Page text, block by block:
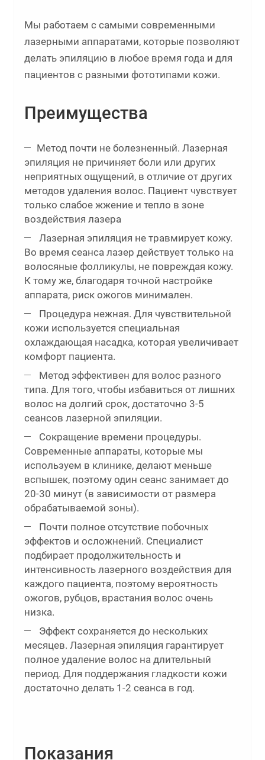
Мы работаем с самыми современными
лазерными аппаратами, которые позволяют
делать эпиляцию в любое время года и для
пациентов с разными фототипами кожи.
Преимущества
Метод почти не болезненный. Лазерная
эпиляция не причиняет боли или других
неприятных ощущений, в отличие от других
методов удаления волос. Пациент чувствует
только слабое жжение и тепло в зоне
воздействия лазера
Лазерная эпиляция не травмирует кожу.
Во время сеанса лазер действует только на
волосяные фолликулы, не повреждая кожу.
К тому же, благодаря точной настройке
аппарата, риск ожогов минимален.
Процедура нежная. Для чувствительной
кожи используется специальная
охлаждающая насадка, которая увеличивает
комфорт пациента.
Метод эффективен для волос разного
типа. Для того, чтобы избавиться от лишних
волос на долгий срок, достаточно 3-5
сеансов лазерной эпиляции.
Сокращение времени процедуры.
Современные аппараты, которые мы
используем в клинике, делают меньше
вспышек, поэтому один сеанс занимает до
20-30 минут (в зависимости от размера
обрабатываемой зоны).
Почти полное отсутствие побочных
эффектов и осложнений. Специалист
подбирает продолжительность и
интенсивность лазерного воздействия для
каждого пациента, поэтому вероятность
ожогов, рубцов, врастания волос очень
низка.
Эффект сохраняется до нескольких
месяцев. Лазерная эпиляция гарантирует
полное удаление волос на длительный
период. Для поддержания гладкости кожи
достаточно делать 1-2 сеанса в год.
Показания